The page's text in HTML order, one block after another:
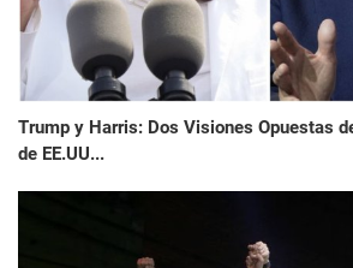
Trump y Harris: Dos Visiones Opuestas
de EE.UU...